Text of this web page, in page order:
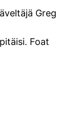
Greg
Foat